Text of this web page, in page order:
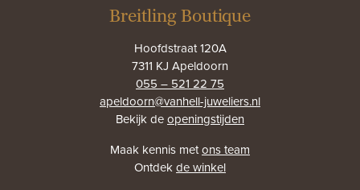
Breitling Boutique
Hoofdstraat 120A
7311 KJ Apeldoorn
055 – 521 22 75
apeldoorn@vanhell-juweliers.nl
Bekijk deopeningstijden
Maak kennis metons team
Ontdekde winkel